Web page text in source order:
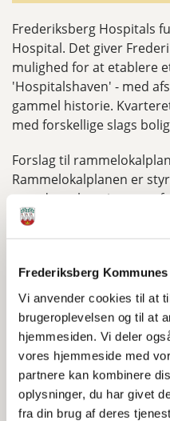
Frederiksberg
Vi anvender cookies til at
brugeroplevelsen og til at
hjemmesiden. Vi deler
vores hjemmeside med
partnere kan kombinere
oplysninger, du har givet
fra din brug af deres
hovedtemaer: Kunst
sundhed og bevægelse.
servering kan indgå i
aktiviteter kan foregå i
unik mulighed for at
stærke, stedsspecifikke
der bor på
Læs OPEN CALL for
Frederiksberg Hospitals
Hospital. Det giver
mulighed for at etablere
'Hospitalshaven' - med
gammel historie.
med forskellige slags
Forslag til
Rammelokalplanen er
grunde og bygninger og
lokalplaner, der vil blive
tilbudsprojekter fra
spildevandstillæg 3 i
miljøvurdering.
Læs mere og skriv til os
eller forslag til